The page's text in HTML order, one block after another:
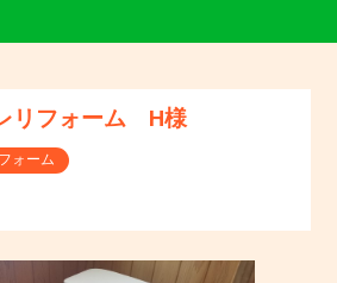
リフォーム H様
ォーム